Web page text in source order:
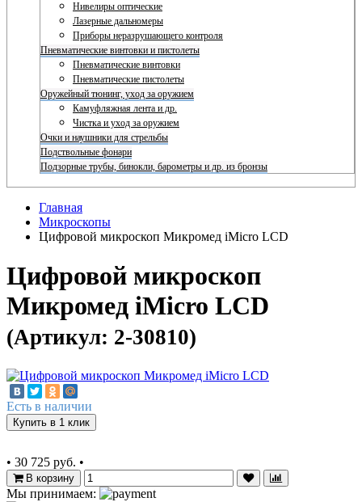
Нивелиры оптические
Лазерные дальномеры
Приборы неразрушающего контроля
Пневматические винтовки и пистолеты
Пневматические винтовки
Пневматические пистолеты
Оружейный тюнинг, уход за оружием
Камуфляжная лента и др.
Чистка и уход за оружием
Очки и наушники для стрельбы
Подствольные фонари
Подзорные трубы, бинокли, барометры и др. из бронзы
Главная
Микроскопы
Цифровой микроскоп Микромед iMicro LCD
Цифровой микроскоп
Микромед iMicro LCD
(Артикул: 2-30810)
Есть в наличии
Купить в 1 клик
• 30 725 руб. •
В корзину
Мы принимаем: